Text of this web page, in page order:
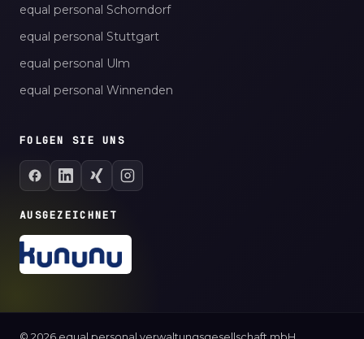
equal personal Schorndorf
equal personal Stuttgart
equal personal Ulm
equal personal Winnenden
FOLGEN SIE UNS
AUSGEZEICHNET